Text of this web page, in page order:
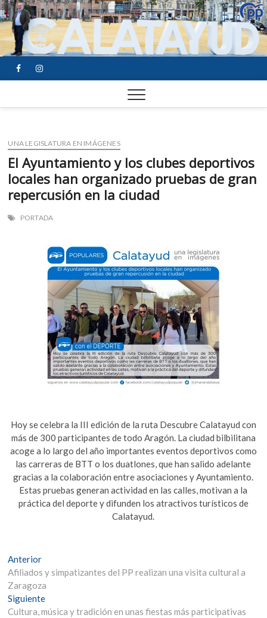
FACEBOOK
YOUTUBE
INSTAGRAM
UNA LEGISLATURA EN IMÁGENES
El Ayuntamiento y los clubes deportivos
locales han organizado pruebas de gran
repercusión en la ciudad
PORTADA
Hoy se celebra la III edición de la ruta Descubre Calatayud con
más de 300 participantes de todo Aragón. La ciudad bilbilitana
acoge a lo largo del año importantes eventos deportivos como
las carreras de BTT o los duatlones, que han salido adelante
gracias a la colaboración entre asociaciones y Ayuntamiento.
Estas pruebas generan actividad en las calles, motivan a la
práctica del deporte y difunden los atractivos turísticos de
Calatayud.
Navegación
de
entradas
AnteriorEntrada
anterior:
Afiliados y simpatizantes del PP realizan una visita cultural a
Zaragoza
SiguienteEntrada
siguiente:
Cultura, música y tradición en unas fiestas más participativas